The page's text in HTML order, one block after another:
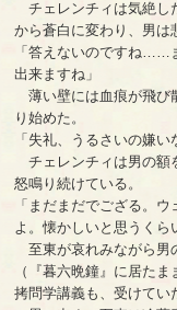
チェレンチィは気絶し
から蒼白に変わり、男は
「答えないのですね……
出来ますね」
薄い壁には血痕が飛び
り始めた。
「失礼、うるさいの嫌い
チェレンチィは男の額
怒鳴り続けている。
「まだまだでござる。
よ。懐かしいと思うくら
至東が哀れみながら男
（『暮六晩鐘』に居た
拷問学講義も、受けてい